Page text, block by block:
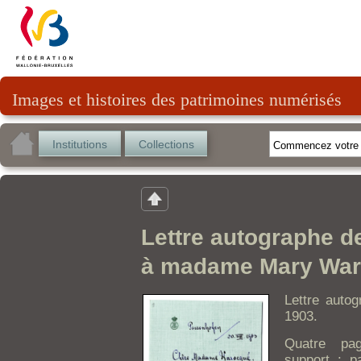
Images et histoires des patrimoines numérisés
Institutions Collections
Lettre autographe
à madame Mary
Lettre
1903.
Quatre